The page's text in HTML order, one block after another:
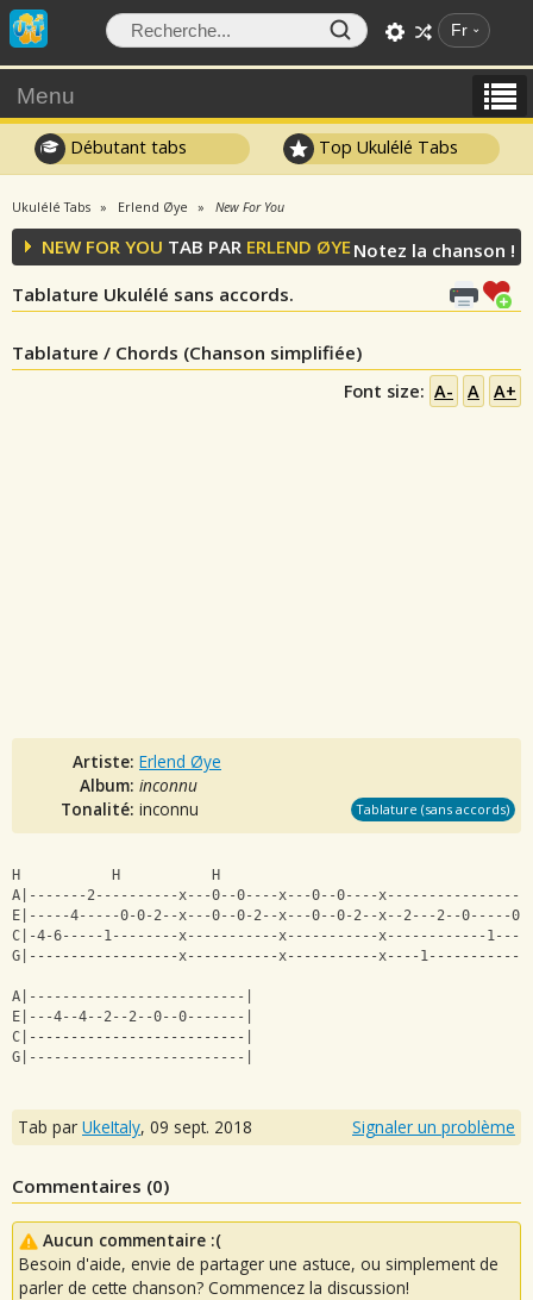
Fr
Menu
Débutant tabs Top Ukulélé Tabs
Ukulélé Tabs Erlend Øye New For You
NEW FOR YOU TAB PAR ERLEND ØYE
Tablature Ukulélé sans accords.
Notez la chanson !
Tablature / Chords (Chanson simplifiée)
Font size: A- A A+
Artiste: Erlend Øye
Album: inconnu
Tonalité: inconnu Tablature (sans accords)
H           H
A|-------2----------x---0--0----x---0--0----
E|-----4-----0-0-2--x---0--0-2--x---0--0-2--x--2---2--0-----
C|-4-6-----1--------x-----------x-----------x------------
G|------------------x-----------x-----------x----
A|--------------------------|
E|---4--4--2--2--0--0-------|
C|--------------------------|
G|--------------------------|
Tab par UkeItaly, 09 sept. 2018 Signaler un problème
Commentaires (0)
Aucun commentaire :(
Besoin d'aide, envie de partager une astuce, ou simplement de
parler de cette chanson? Commencez la discussion!